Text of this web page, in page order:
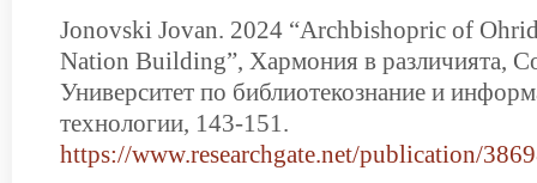
Jonovski Jovan. 2024 “Archbishopric of
Nation Building”, Хармония в различията,
Университет по библиотекознание и
технологии, 143-151.
https://www.researchgate.net/publication/